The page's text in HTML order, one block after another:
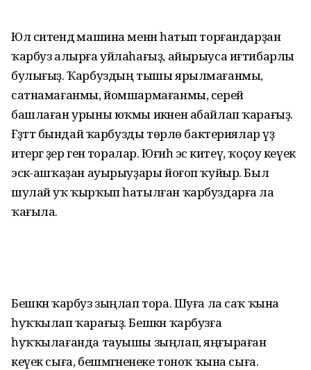
Юл ситендә машина менән һатып торғандарҙан
ҡарбуз алырға уйлаһағыҙ, айырыуса иғтибарлы
булығыҙ. Ҡарбуздың тышы ярылмағанмы,
сатнамағанмы, йомшармағанмы, серей
башлаған урыны юҡмы икәнен абайлап ҡарағыҙ.
Ғәҙәттә бындай ҡарбузды төрлө бактериялар үҙ
итергә әҙер генә торалар. Юғиһә эс китеү, ҡоҫоу кеүек
эсәк-ашҡаҙан ауырыуҙары йоғоп ҡуйыр. Был
шулай уҡ ҡырҡып һатылған ҡарбуздарға ла
ҡағыла.
Бешкән ҡарбуз зыңлап тора. Шуға ла саҡ ҡына
һуҡҡылап ҡарағыҙ. Бешкән ҡарбузға
һуҡҡылағанда тауышы зыңлап, яңғыраған
кеүек сыға, бешмәгәненеке тоноҡ ҡына сыға.